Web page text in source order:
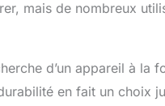
mais de nombreux
d’un appareil à la
en fait un choix